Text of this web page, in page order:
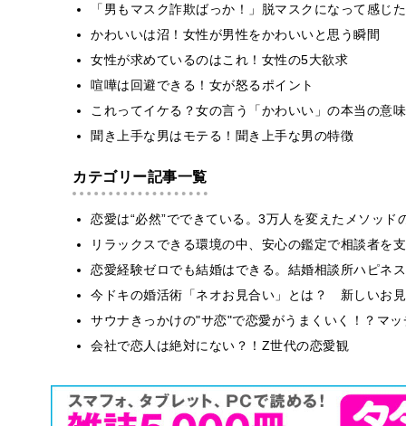
「男もマスク詐欺ばっか！」脱マスクになって感じ
かわいいは沼！女性が男性をかわいいと思う瞬間
女性が求めているのはこれ！女性の5大欲求
喧嘩は回避できる！女が怒るポイント
これってイケる？女の言う「かわいい」の本当の意味
聞き上手な男はモテる！聞き上手な男の特徴
カテゴリー記事一覧
恋愛は“必然”でできている。3万人を変えたメソッド
リラックスできる環境の中、安心の鑑定で相談者を
恋愛経験ゼロでも結婚はできる。結婚相談所ハピネ
今ドキの婚活術「ネオお見合い」とは？ 新しいお
サウナきっかけの"サ恋"で恋愛がうまくいく！？マ
会社で恋人は絶対にない？！Z世代の恋愛観